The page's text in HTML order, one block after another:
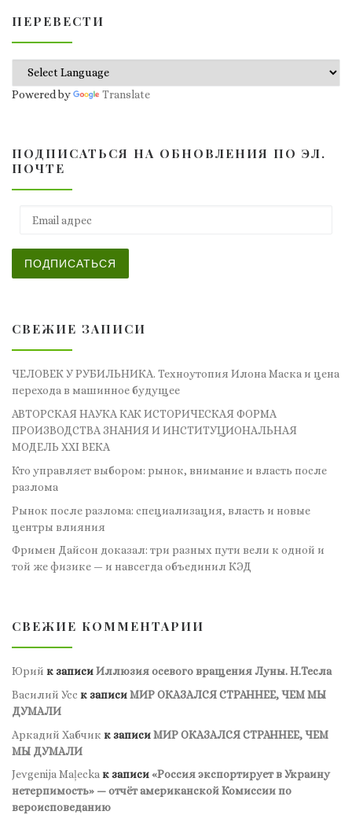
ПЕРЕВЕСТИ
Powered by Translate
ПОДПИСАТЬСЯ НА ОБНОВЛЕНИЯ ПО ЭЛ.
ПОЧТЕ
ПОДПИСАТЬСЯ
СВЕЖИЕ ЗАПИСИ
ЧЕЛОВЕК У РУБИЛЬНИКА. Техноутопия Илона Маска и цена
перехода в машинное будущее
АВТОРСКАЯ НАУКА КАК ИСТОРИЧЕСКАЯ ФОРМА
ПРОИЗВОДСТВА ЗНАНИЯ И ИНСТИТУЦИОНАЛЬНАЯ
МОДЕЛЬ XXI ВЕКА
Кто управляет выбором: рынок, внимание и власть после
разлома
Рынок после разлома: специализация, власть и новые
центры влияния
Фримен Дайсон доказал: три разных пути вели к одной и
той же физике — и навсегда объединил КЭД
СВЕЖИЕ КОММЕНТАРИИ
Юрий к записиИллюзия осевого вращения Луны. Н.Тесла
Василий Усс к записиМИР ОКАЗАЛСЯ СТРАННЕЕ, ЧЕМ МЫ
ДУМАЛИ
Аркадий Хабчик к записиМИР ОКАЗАЛСЯ СТРАННЕЕ, ЧЕМ
МЫ ДУМАЛИ
Jevgenija Maļeckaк записи«Россия экспортирует в Украину
нетерпимость» — отчёт американской Комиссии по
вероисповеданию